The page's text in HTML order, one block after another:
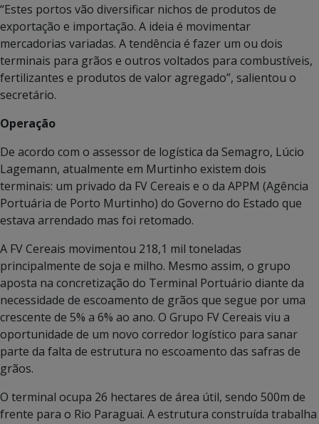
“Estes portos vão diversificar nichos de produtos de
exportação e importação. A ideia é movimentar
mercadorias variadas. A tendência é fazer um ou dois
terminais para grãos e outros voltados para combustíveis,
fertilizantes e produtos de valor agregado”, salientou o
secretário.
Operação
De acordo com o assessor de logística da Semagro, Lúcio
Lagemann, atualmente em Murtinho existem dois
terminais: um privado da FV Cereais e o da APPM (Agência
Portuária de Porto Murtinho) do Governo do Estado que
estava arrendado mas foi retomado.
A FV Cereais movimentou 218,1 mil toneladas
principalmente de soja e milho. Mesmo assim, o grupo
aposta na concretização do Terminal Portuário diante da
necessidade de escoamento de grãos que segue por uma
crescente de 5% a 6% ao ano. O Grupo FV Cereais viu a
oportunidade de um novo corredor logístico para sanar
parte da falta de estrutura no escoamento das safras de
grãos.
O terminal ocupa 26 hectares de área útil, sendo 500m de
frente para o Rio Paraguai. A estrutura construída trabalha